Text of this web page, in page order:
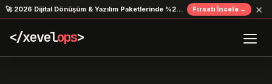
🚀 2026 Dijital Dönüşüm & Yazılım Paketlerinde %20 İndirim Fırsatı! Fırsatı İncele → ×
</xevelops>